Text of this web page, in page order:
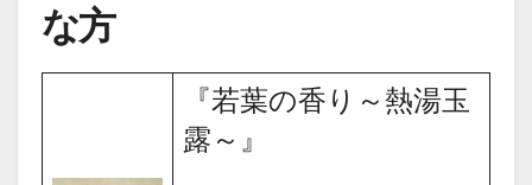
な方
『若葉の香り～熱湯玉
露～』